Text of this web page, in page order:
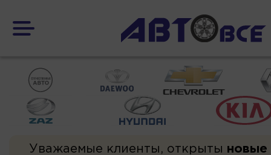
Уважаемые клиенты, открыты новые